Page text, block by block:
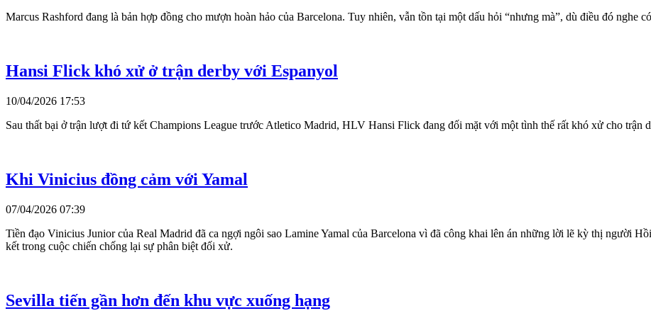
Marcus Rashford đang là bản hợp đồng cho mượn hoàn hảo của Barcelona. Tuy nhiên, vẫn tồn tại một dấu hỏi “nhưng mà”, dù điều đó nghe
Hansi Flick khó xử ở trận derby với Espanyol
10/04/2026 17:53
Sau thất bại ở trận lượt đi tứ kết Champions League trước Atletico Madrid, HLV Hansi Flick đang đối mặt với một tình thế rất khó xử cho trận
Khi Vinicius đồng cảm với Yamal
07/04/2026 07:39
Tiền đạo Vinicius Junior của Real Madrid đã ca ngợi ngôi sao Lamine Yamal của Barcelona vì đã công khai lên án những lời lẽ kỳ thị người
kết trong cuộc chiến chống lại sự phân biệt đối xử.
Sevilla tiến gần hơn đến khu vực xuống hạng